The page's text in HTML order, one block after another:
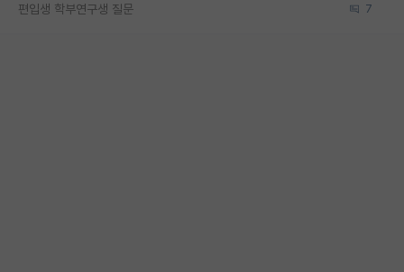
편입생 학부연구생 질문 7